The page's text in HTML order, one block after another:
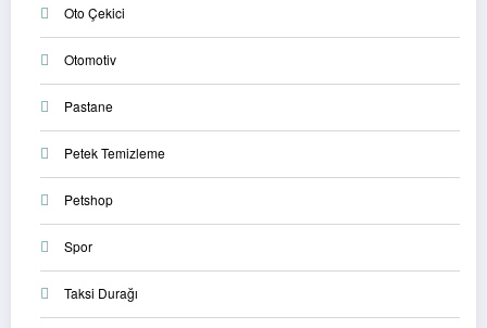
Oto Çekici
Otomotiv
Pastane
Petek Temizleme
Petshop
Spor
Taksi Durağı